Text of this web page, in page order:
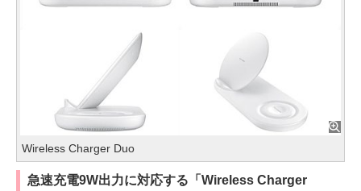
Wireless Charger Duo
急速充電9W出力に対応する「Wireless Charger